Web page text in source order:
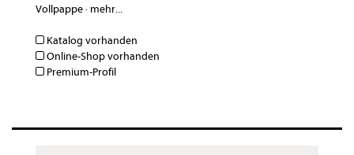
Vollpappe· mehr...
Katalog vorhanden
Online-Shop vorhanden
Premium-Profil